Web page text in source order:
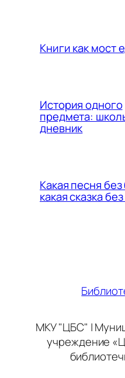
Книги как мост
История одного
предмета:
дневник
Какая песня без
какая сказка
МКУ "ЦБС" |
учреждение